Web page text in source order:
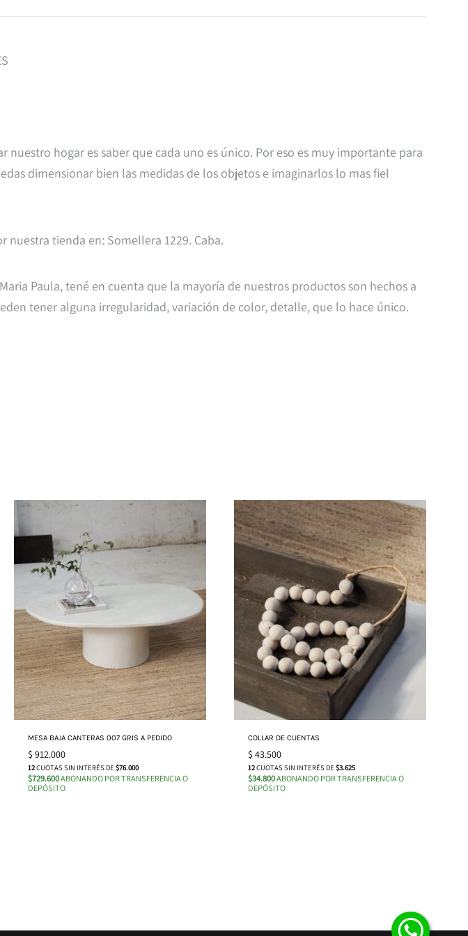
nuestro hogar es saber que cada uno es único. Por eso es muy importante para
dimensionar bien las medidas de los objetos e imaginarlos lo mas fiel
nuestra tienda en: Somellera 1229. Caba.
Paula, tené en cuenta que la mayoría de nuestros productos son hechos a
tener alguna irregularidad, variación de color, detalle, que lo hace único.
MESA BAJA CANTERAS 007 GRIS A PEDIDO
$ 912.000
12CUOTAS SIN INTERÉS DE $76.000
$729.600ABONANDO POR TRANSFERENCIA O
DEPÓSITO
COLLAR DE CUENTAS
$ 43.500
12CUOTAS SIN INTERÉS DE $3.625
$34.800ABONANDO POR TRANSFERENCIA O
DEPÓSITO